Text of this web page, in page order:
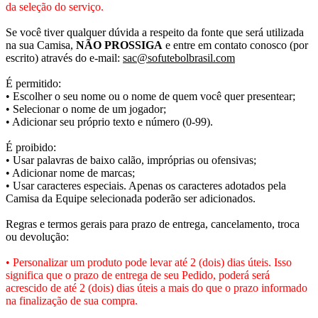
da seleção do serviço.
Se você tiver qualquer dúvida a respeito da fonte que será utilizada
na sua Camisa, NÃO PROSSIGA e entre em contato conosco (por
escrito) através do e-mail: sac@sofutebolbrasil.com
É permitido:
• Escolher o seu nome ou o nome de quem você quer presentear;
• Selecionar o nome de um jogador;
• Adicionar seu próprio texto e número (0-99).
É proibido:
• Usar palavras de baixo calão, impróprias ou ofensivas;
• Adicionar nome de marcas;
• Usar caracteres especiais. Apenas os caracteres adotados pela
Camisa da Equipe selecionada poderão ser adicionados.
Regras e termos gerais para prazo de entrega, cancelamento, troca
ou devolução:
• Personalizar um produto pode levar até 2 (dois) dias úteis. Isso
significa que o prazo de entrega de seu Pedido, poderá será
acrescido de até 2 (dois) dias úteis a mais do que o prazo informado
na finalização de sua compra.